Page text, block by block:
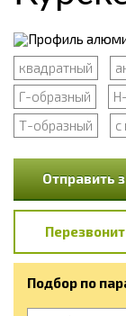
квадратный
Г-образный
Т-образный
Отправить
Подбор по